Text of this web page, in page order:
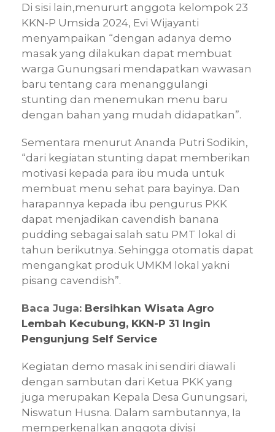
Di sisi lain,menururt anggota kelompok 23
KKN-P Umsida 2024, Evi Wijayanti
menyampaikan “dengan adanya demo
masak yang dilakukan dapat membuat
warga Gunungsari mendapatkan wawasan
baru tentang cara menanggulangi
stunting dan menemukan menu baru
dengan bahan yang mudah didapatkan”.
Sementara menurut Ananda Putri Sodikin,
“dari kegiatan stunting dapat memberikan
motivasi kepada para ibu muda untuk
membuat menu sehat para bayinya. Dan
harapannya kepada ibu pengurus PKK
dapat menjadikan cavendish banana
pudding sebagai salah satu PMT lokal di
tahun berikutnya. Sehingga otomatis dapat
mengangkat produk UMKM lokal yakni
pisang cavendish”.
Baca Juga: Bersihkan Wisata Agro
Lembah Kecubung, KKN-P 31 Ingin
Pengunjung Self Service
Kegiatan demo masak ini sendiri diawali
dengan sambutan dari Ketua PKK yang
juga merupakan Kepala Desa Gunungsari,
Niswatun Husna. Dalam sambutannya, Ia
memperkenalkan anggota divisi